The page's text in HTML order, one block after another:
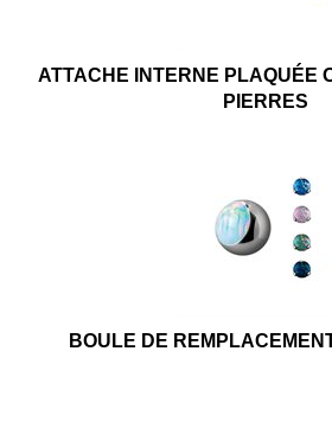
ATTACHE INTERNE PLAQUÉE
PIERRES
BOULE DE